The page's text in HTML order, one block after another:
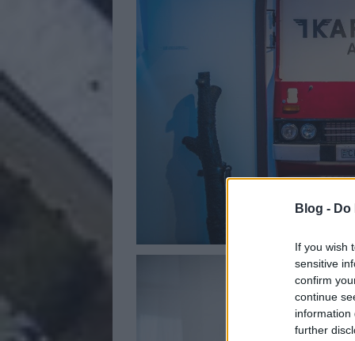
Blog -
If you wish
sensitive
confirm
continue
information
further